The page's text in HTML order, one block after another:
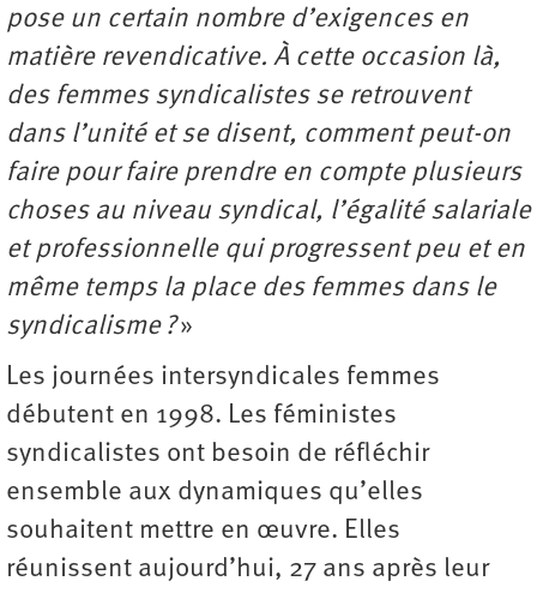
pose un certain nombre d’exigences en
matière revendicative. À cette occasion là,
des femmes syndicalistes se retrouvent
dans l’unité et se disent, comment peut-on
faire pour faire prendre en compte plusieurs
choses au niveau syndical, l’égalité salariale
et professionnelle qui progressent peu et en
même temps la place des femmes dans le
syndicalisme ?»
Les journées intersyndicales femmes
débutent en 1998. Les féministes
syndicalistes ont besoin de réfléchir
ensemble aux dynamiques qu’elles
souhaitent mettre en œuvre. Elles
réunissent aujourd’hui, 27 ans après leur